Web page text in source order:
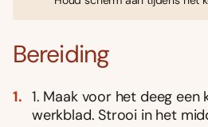
Bereiding
1. Maak voor het deeg
werkblad. Strooi in het